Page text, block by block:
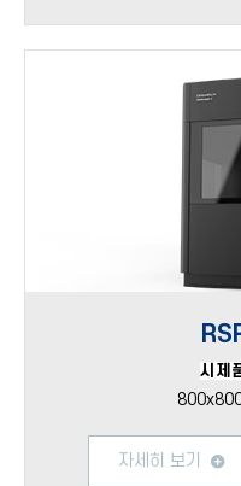
시제
자세히 보기